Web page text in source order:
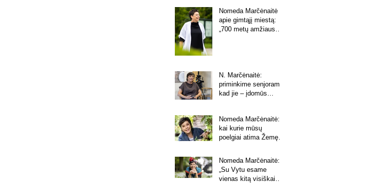
Nomeda Marčėnaitė
apie gimtąjį miestą:
„700 metų amžiaus
N. Marčėnaitė:
priminkime senjorams,
kad jie – įdomūs
Nomeda Marčėnaitė:
kai kurie mūsų
poelgiai atima Žemę iš
Nomeda Marčėnaitė:
„Su Vytu esame
vienas kitą visiškai